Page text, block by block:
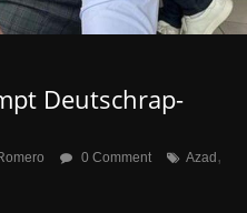
Deutschrap-
0 Comment Azad,